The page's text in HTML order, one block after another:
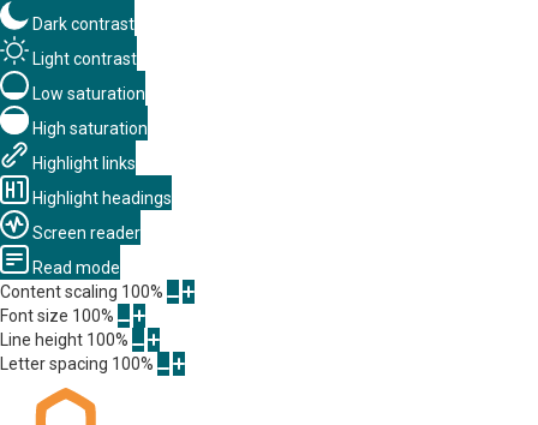
Dark contrast
Light contrast
Low saturation
High saturation
Highlight links
Highlight headings
Screen reader
Read mode
Content scaling 100%
Font size 100%
Line height 100%
Letter spacing 100%